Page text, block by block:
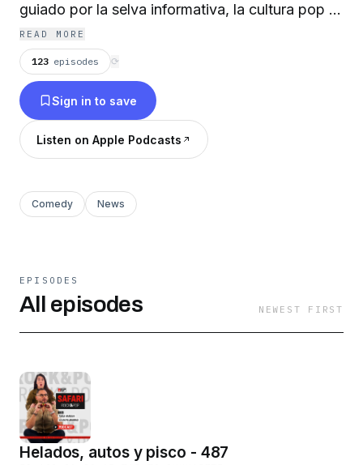
guiado por la selva informativa, la cultura pop y
las mejores canciones del rock y el pop de
todos los tiempos. Lunes a viernes de 18:00 a
20:00 hrs.
READ MORE
123 episodes ⟳
Sign in to save
Listen on Apple Podcasts
Comedy News
EPISODES
All episodes NEWEST FIRST
Helados, autos y pisco - 487